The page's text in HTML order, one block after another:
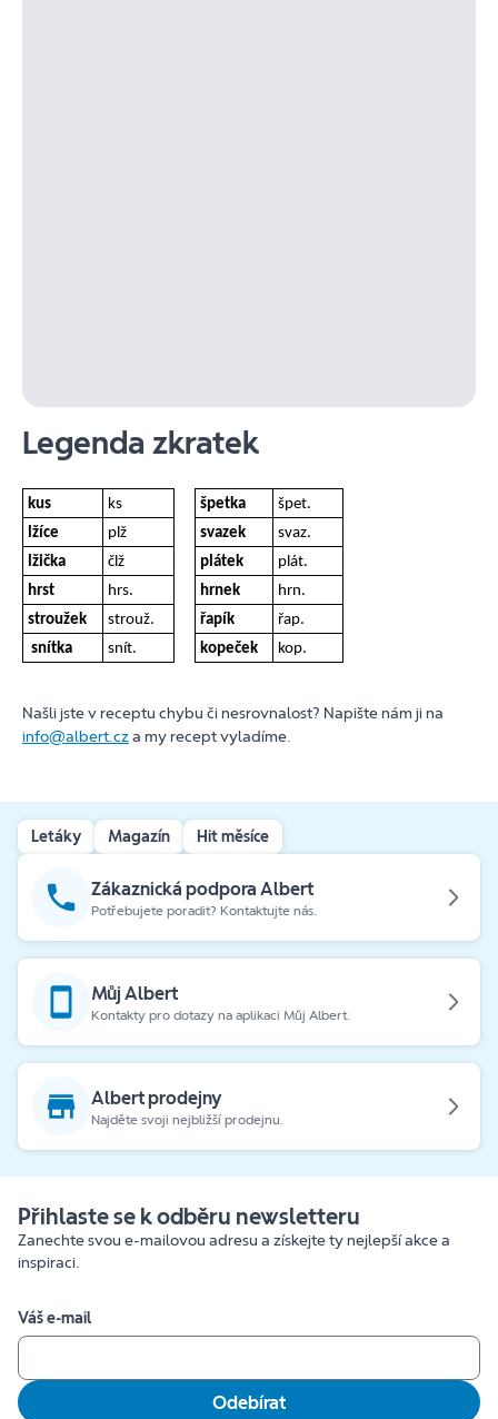
Legenda zkratek
kus ks špetka
špet.
lžíce
plž svazek
svaz.
lžička
člž plátek
plát.
hrst
hrs. hrnek
hrn.
stroužek
strouž. řapík
řap.
snítka
snít. kopeček kop.
Našli jste v receptu chybu či nesrovnalost? Napište nám ji na
info@albert.cza my recept vyladíme.
Letáky Magazín Hit měsíce
Zákaznická podpora Albert
Potřebujete poradit? Kontaktujte nás.
Můj Albert
Kontakty pro dotazy na aplikaci Můj Albert.
Albert prodejny
Najděte svoji nejbližší prodejnu.
Přihlaste se k odběru newsletteru
Zanechte svou e-mailovou adresu a získejte ty nejlepší akce a
inspiraci.
Váš e-mail
Odebírat